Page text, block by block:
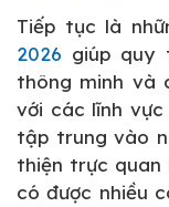
Tiếp tục là
2026 giúp quy
thông minh và
với các lĩnh vực
tập trung vào
thiện trực quan
có được nhiều